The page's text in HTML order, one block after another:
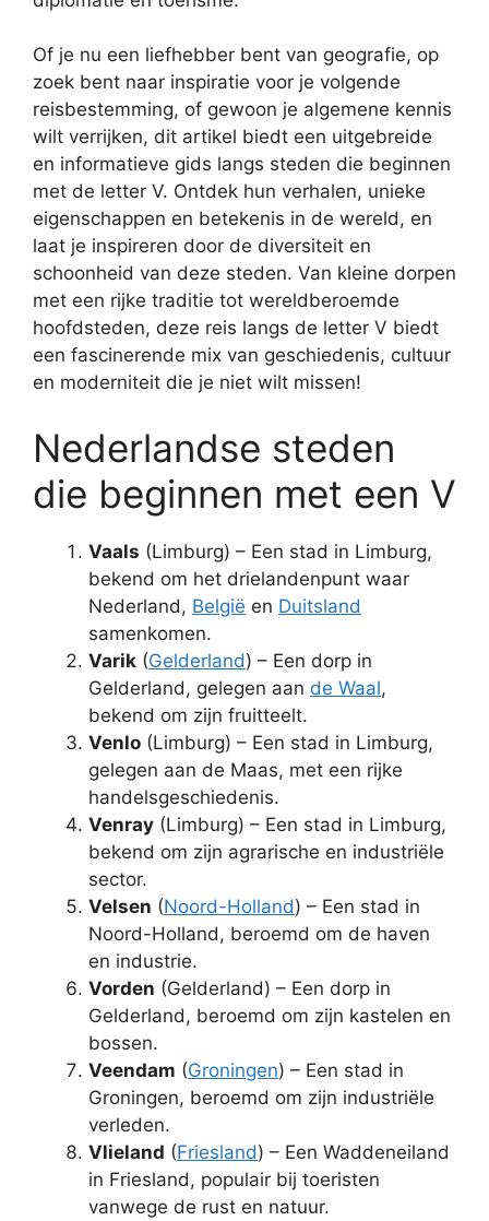
Of je nu een liefhebber bent van geografie, op
zoek bent naar inspiratie voor je volgende
reisbestemming, of gewoon je algemene kennis
wilt verrijken, dit artikel biedt een uitgebreide
en informatieve gids langs steden die beginnen
met de letter V. Ontdek hun verhalen, unieke
eigenschappen en betekenis in de wereld, en
laat je inspireren door de diversiteit en
schoonheid van deze steden. Van kleine dorpen
met een rijke traditie tot wereldberoemde
hoofdsteden, deze reis langs de letter V biedt
een fascinerende mix van geschiedenis, cultuur
en moderniteit die je niet wilt missen!
Nederlandse steden
die beginnen met een V
Vaals (Limburg) – Een stad in Limburg,
bekend om het drielandenpunt waar
Nederland, België en Duitsland
samenkomen.
Varik (Gelderland) – Een dorp in
Gelderland, gelegen aan de Waal,
bekend om zijn fruitteelt.
Venlo (Limburg) – Een stad in Limburg,
gelegen aan de Maas, met een rijke
handelsgeschiedenis.
Venray (Limburg) – Een stad in Limburg,
bekend om zijn agrarische en industriële
sector.
Velsen (Noord-Holland) – Een stad in
Noord-Holland, beroemd om de haven
en industrie.
Vorden (Gelderland) – Een dorp in
Gelderland, beroemd om zijn kastelen en
bossen.
Veendam (Groningen) – Een stad in
Groningen, beroemd om zijn industriële
verleden.
Vlieland (Friesland) – Een Waddeneiland
in Friesland, populair bij toeristen
vanwege de rust en natuur.